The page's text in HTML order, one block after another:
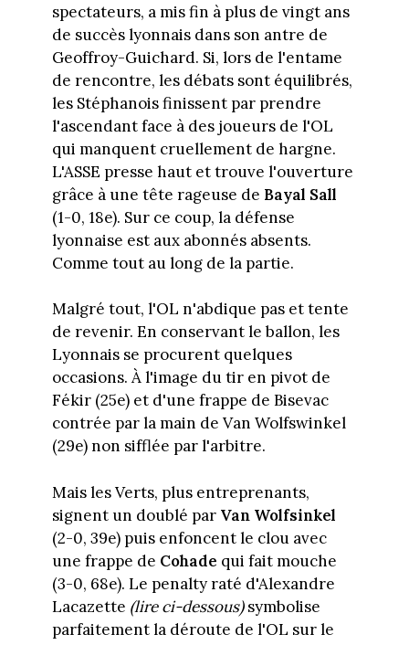
spectateurs, a mis fin à plus de vingt ans
de succès lyonnais dans son antre de
Geoffroy-Guichard. Si, lors de l'entame
de rencontre, les débats sont équilibrés,
les Stéphanois finissent par prendre
l'ascendant face à des joueurs de l'OL
qui manquent cruellement de hargne.
L'ASSE presse haut et trouve l'ouverture
grâce à une tête rageuse de Bayal Sall
(1-0, 18e). Sur ce coup, la défense
lyonnaise est aux abonnés absents.
Comme tout au long de la partie.
Malgré tout, l'OL n'abdique pas et tente
de revenir. En conservant le ballon, les
Lyonnais se procurent quelques
occasions. À l'image du tir en pivot de
Fékir (25e) et d'une frappe de Bisevac
contrée par la main de Van Wolfswinkel
(29e) non sifflée par l'arbitre.
Mais les Verts, plus entreprenants,
signent un doublé par Van Wolfsinkel
(2-0, 39e) puis enfoncent le clou avec
une frappe de Cohade qui fait mouche
(3-0, 68e). Le penalty raté d'Alexandre
Lacazette (lire ci-dessous)symbolise
parfaitement la déroute de l'OL sur le